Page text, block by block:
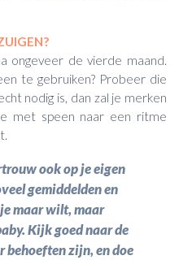
ongeveer de vierde maand.
te gebruiken? Probeer die
nodig is, dan zal je merken
met speen naar een ritme
ook op je eigen
gemiddelden en
maar wilt, maar
Kijk goed naar de
behoeften zijn, en doe